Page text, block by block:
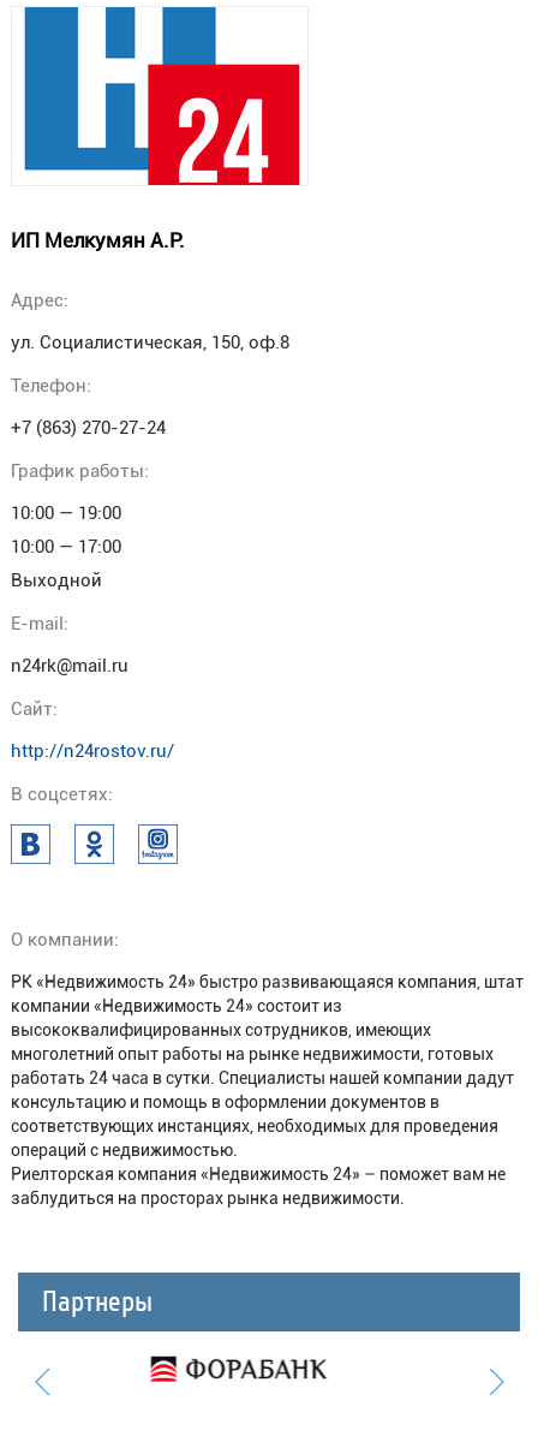
ИП Мелкумян А.Р.
Адрес:
ул. Социалистическая, 150, оф.8
Телефон:
+7 (863) 270-27-24
График работы:
10:00 — 19:00
10:00 — 17:00
Выходной
E-mail:
n24rk@mail.ru
Cайт:
http://n24rostov.ru/
В соцсетях:
О компании:
РК «Недвижимость 24» быстро развивающаяся компания, штат
компании «Недвижимость 24» состоит из
высококвалифицированных сотрудников, имеющих
многолетний опыт работы на рынке недвижимости, готовых
работать 24 часа в сутки. Специалисты нашей компании дадут
консультацию и помощь в оформлении документов в
соответствующих инстанциях, необходимых для проведения
операций с недвижимостью.
Риелторская компания «Недвижимость 24» – поможет вам не
заблудиться на просторах рынка недвижимости.
Партнеры